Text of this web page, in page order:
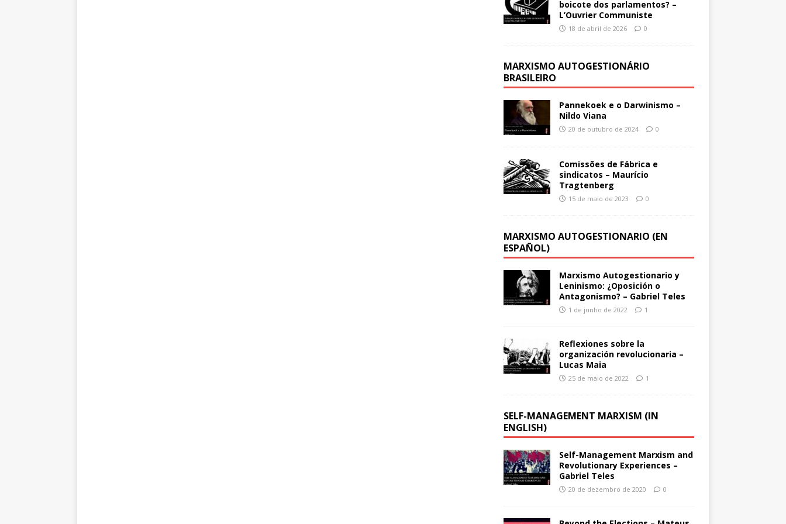
boicote dos parlamentos? –
L’Ouvrier Communiste
18 de abril de 2026 0
MARXISMO AUTOGESTIONÁRIO
BRASILEIRO
Pannekoek e o Darwinismo –
Nildo Viana
20 de outubro de 2024 0
Comissões de Fábrica e
sindicatos – Maurício
Tragtenberg
15 de maio de 2023 0
MARXISMO AUTOGESTIONARIO (EN
ESPAÑOL)
Marxismo Autogestionario y
Leninismo: ¿Oposición o
Antagonismo? – Gabriel Teles
1 de junho de 2022 1
Reflexiones sobre la
organización revolucionaria –
Lucas Maia
25 de maio de 2022 1
SELF-MANAGEMENT MARXISM (IN
ENGLISH)
Self-Management Marxism and
Revolutionary Experiences –
Gabriel Teles
20 de dezembro de 2020 0